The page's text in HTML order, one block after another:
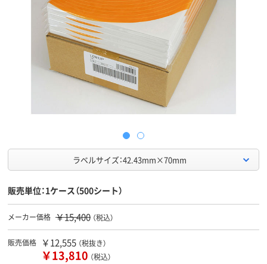
ラベルサイズ：42.43mm×70mm
販売単位：1ケース（500シート）
メーカー価格 ￥15,400 （税込）
販売価格 ￥12,555 （税抜き）
￥13,810 （税込）